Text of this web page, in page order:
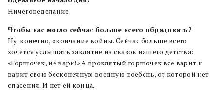
Ничегонеделание.
Чтобы вас могло сейчас больше всего обрадовать?
Ну, конечно, окончание войны. Сейчас больше всего
хочется услышать заклятие из сказок нашего детства:
«Горшочек, не вари!» А проклятый горшочек все варит и
варит свою бесконечную военную поебень, от которой нет
спасения. И нет ей конца.